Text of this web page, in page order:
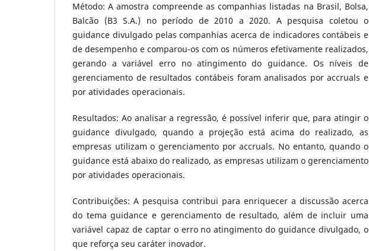
Método: A amostra compreende as companhias listadas na Brasil, Bolsa,
Balcão (B3 S.A.) no período de 2010 a 2020. A pesquisa coletou o
guidance divulgado pelas companhias acerca de indicadores contábeis e
de desempenho e comparou-os com os números efetivamente realizados,
gerando a variável erro no atingimento do guidance. Os níveis de
gerenciamento de resultados contábeis foram analisados por accruals e
por atividades operacionais.
Resultados: Ao analisar a regressão, é possível inferir que, para atingir o
guidance divulgado, quando a projeção está acima do realizado, as
empresas utilizam o gerenciamento por accruals. No entanto, quando o
guidance está abaixo do realizado, as empresas utilizam o gerenciamento
por atividades operacionais.
Contribuições: A pesquisa contribui para enriquecer a discussão acerca
do tema guidance e gerenciamento de resultado, além de incluir uma
variável capaz de captar o erro no atingimento do guidance divulgado, o
que reforça seu caráter inovador.